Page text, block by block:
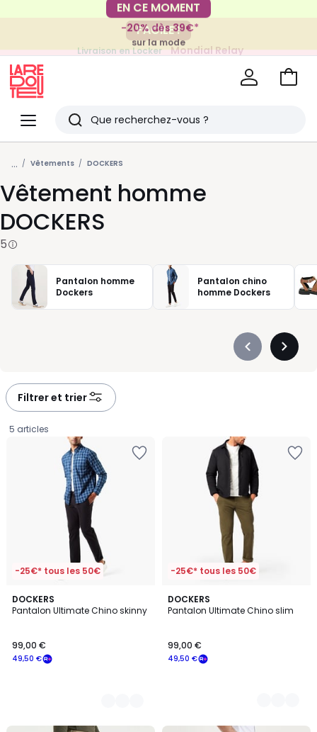
-20% dès 39€*
sur la mode
FACILE !
Livraison en Locker Mondial Relay
pour vos petits articles
Menu
Redoute
Rechercher
Derniers
articles
vus
Voir
... Vêtements DOCKERS
Vêtement homme
DOCKERS
5
Pantalon homme
Dockers
Pantalon chino
homme Dockers
Précédent
Filtrer et trier
5 articles
-25€* tous les 50€
DOCKERS
Pantalon Ultimate Chino skinny
€
souscrivez
49,50 €
99,00 €
4
Couleurs
-25€* tous les 50€
DOCKERS
Pantalon Ultimate Chino slim
49,50 €
99,00 €
5
Couleurs